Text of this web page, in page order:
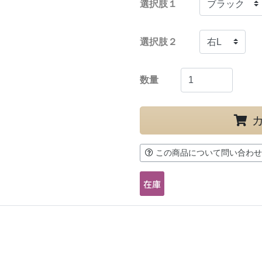
選択肢１
選択肢２
数量
この商品について問い合わせ